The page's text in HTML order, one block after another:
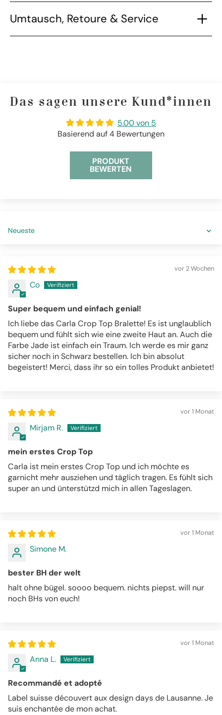
Umtausch, Retoure & Service
Das sagen unsere Kund*innen
5.00 von 5
Basierend auf 4 Bewertungen
PRODUKT
BEWERTEN
Sort by
vor 2 Wochen
Co
Super bequem und einfach genial!
Ich liebe das Carla Crop Top Bralette! Es ist unglaublich
bequem und fühlt sich wie eine zweite Haut an. Auch die
Farbe Jade ist einfach ein Traum. Ich werde es mir ganz
sicher noch in Schwarz bestellen. Ich bin absolut
begeistert! Merci, dass ihr so ein tolles Produkt anbietet!
vor 1 Monat
Mirjam R.
mein erstes Crop Top
Carla ist mein erstes Crop Top und ich möchte es
garnicht mehr ausziehen und täglich tragen. Es fühlt sich
super an und ünterstützd mich in allen Tageslagen.
vor 1 Monat
Simone M.
bester BH der welt
halt ohne bügel. soooo bequem. nichts piepst. will nur
noch BHs von euch!
vor 1 Monat
Anna L.
Recommandé et adopté
Label suisse découvert aux design days de Lausanne. Je
suis enchantée de mon achat.